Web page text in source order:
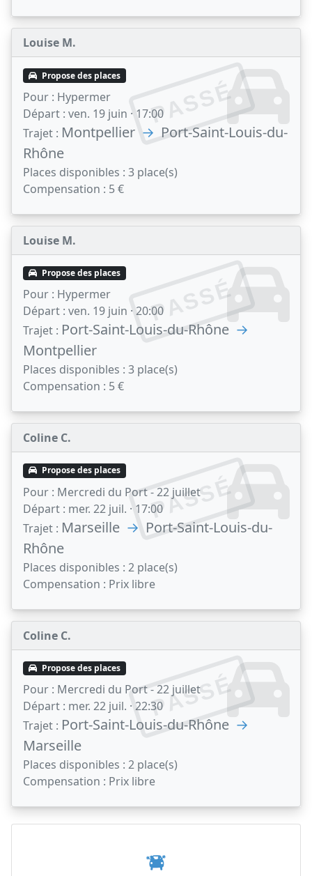
Louise M.
PASSÉ
Propose des places
Pour : Hypermer
Départ : ven. 19 juin · 17:00
Trajet : Montpellier → Port-Saint-Louis-du-
Rhône
Places disponibles : 3 place(s)
Compensation : 5 €
Louise M.
PASSÉ
Propose des places
Pour : Hypermer
Départ : ven. 19 juin · 20:00
Trajet : Port-Saint-Louis-du-Rhône →
Montpellier
Places disponibles : 3 place(s)
Compensation : 5 €
Coline C.
PASSÉ
Propose des places
Pour : Mercredi du Port - 22 juillet
Départ : mer. 22 juil. · 17:00
Trajet : Marseille → Port-Saint-Louis-du-
Rhône
Places disponibles : 2 place(s)
Compensation : Prix libre
Coline C.
PASSÉ
Propose des places
Pour : Mercredi du Port - 22 juillet
Départ : mer. 22 juil. · 22:30
Trajet : Port-Saint-Louis-du-Rhône →
Marseille
Places disponibles : 2 place(s)
Compensation : Prix libre